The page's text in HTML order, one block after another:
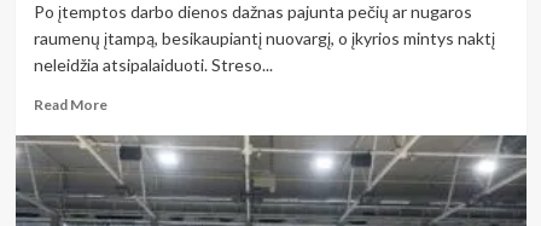
Po įtemptos darbo dienos dažnas pajunta pečių ar nugaros
raumenų įtampą, besikaupiantį nuovargį, o įkyrios mintys naktį
neleidžia atsipalaiduoti. Streso...
Read MoreRead
about
Kaip
kūno
terapija